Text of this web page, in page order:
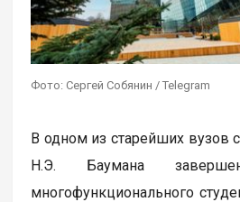
Фото: Сергей Собянин / Telegram
В одном из старейших вузов
Н.Э. Баумана
многофункционального